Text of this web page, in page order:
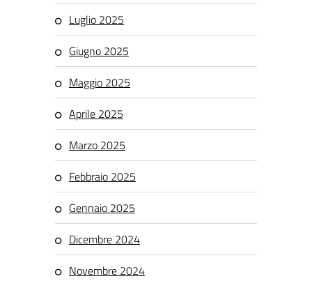
Luglio 2025
Giugno 2025
Maggio 2025
Aprile 2025
Marzo 2025
Febbraio 2025
Gennaio 2025
Dicembre 2024
Novembre 2024